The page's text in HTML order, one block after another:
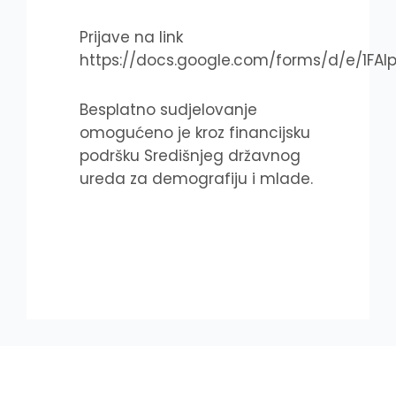
Prijave na link
https://docs.google.com/forms/d/e/
Besplatno sudjelovanje
omogućeno je kroz financijsku
podršku Središnjeg državnog
ureda za demografiju i mlade.